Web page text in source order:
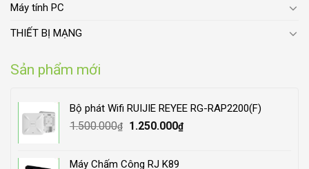
Máy tính PC
THIẾT BỊ MẠNG
Sản phẩm mới
Bộ phát Wifi RUIJIE REYEE RG-RAP2200(F)
1.500.000₫
Original
1.250.000₫Current
Máy Chấm Công RJ K89